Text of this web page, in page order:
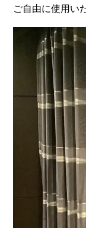
ご自由に使用い